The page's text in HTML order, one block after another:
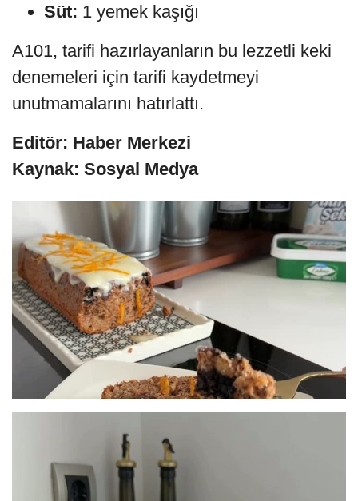
Süt: 1 yemek kaşığı
A101, tarifi hazırlayanların bu lezzetli keki
denemeleri için tarifi kaydetmeyi
unutmamalarını hatırlattı.
Editör: Haber Merkezi
Kaynak: Sosyal Medya